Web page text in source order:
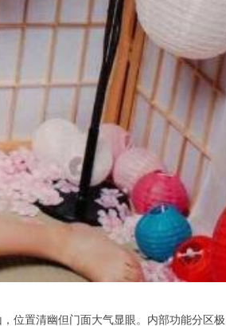
置清幽但门面大气显眼。内部功能分区